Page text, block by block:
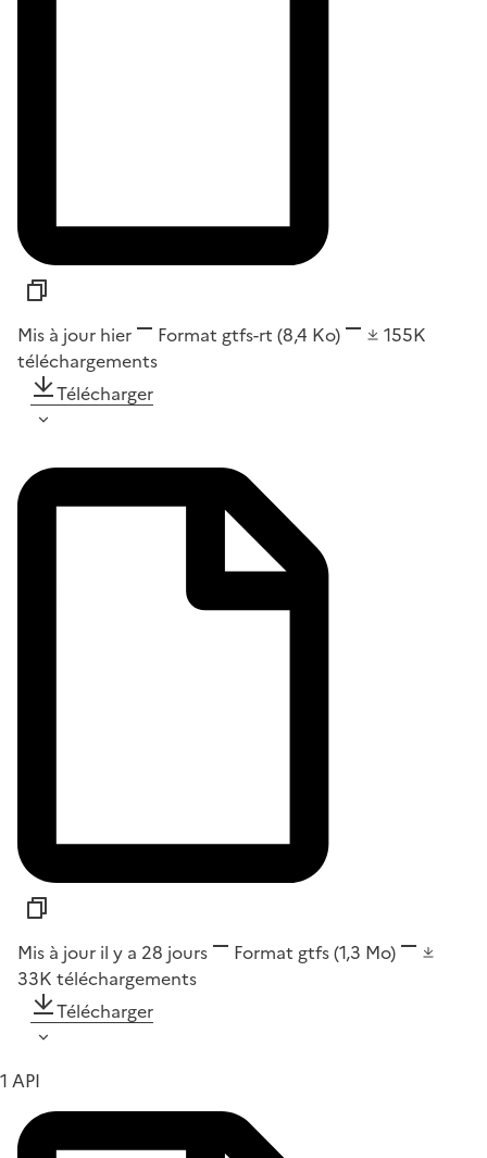
Mis à jour hier Format gtfs-rt (8,4 Ko)
155K
téléchargements
Télécharger
Mis à jour il y a 28 jours Format gtfs(1,3 Mo)
33K téléchargements
Télécharger
1 API